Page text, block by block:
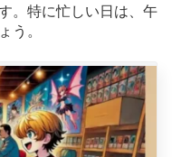
。特に忙しい日は、午
う。